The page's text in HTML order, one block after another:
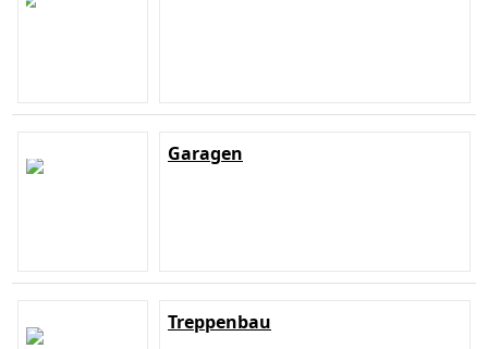
Garagen
Treppenbau